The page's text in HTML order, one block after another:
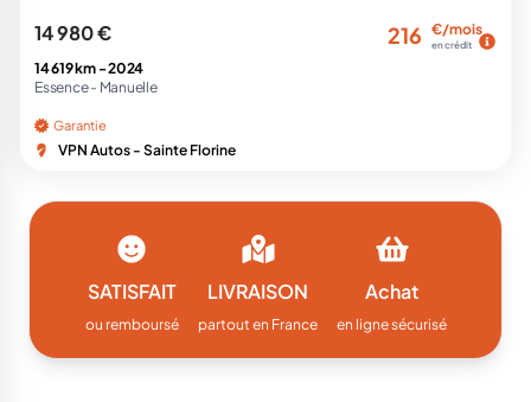
14 980 € 216 €/mois
en crédit
14 619 km -2024
Essence - Manuelle
Garantie
VPN Autos - Sainte Florine
SATISFAIT
ou remboursé
LIVRAISON
partout en France
Achat
en ligne sécurisé